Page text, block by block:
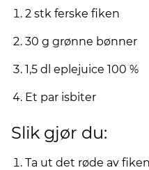
2 stk ferske fiken
30 g grønne bønner
1,5 dl eplejuice 100 %
Et par isbiter
Slik gjør du:
Ta ut det røde av